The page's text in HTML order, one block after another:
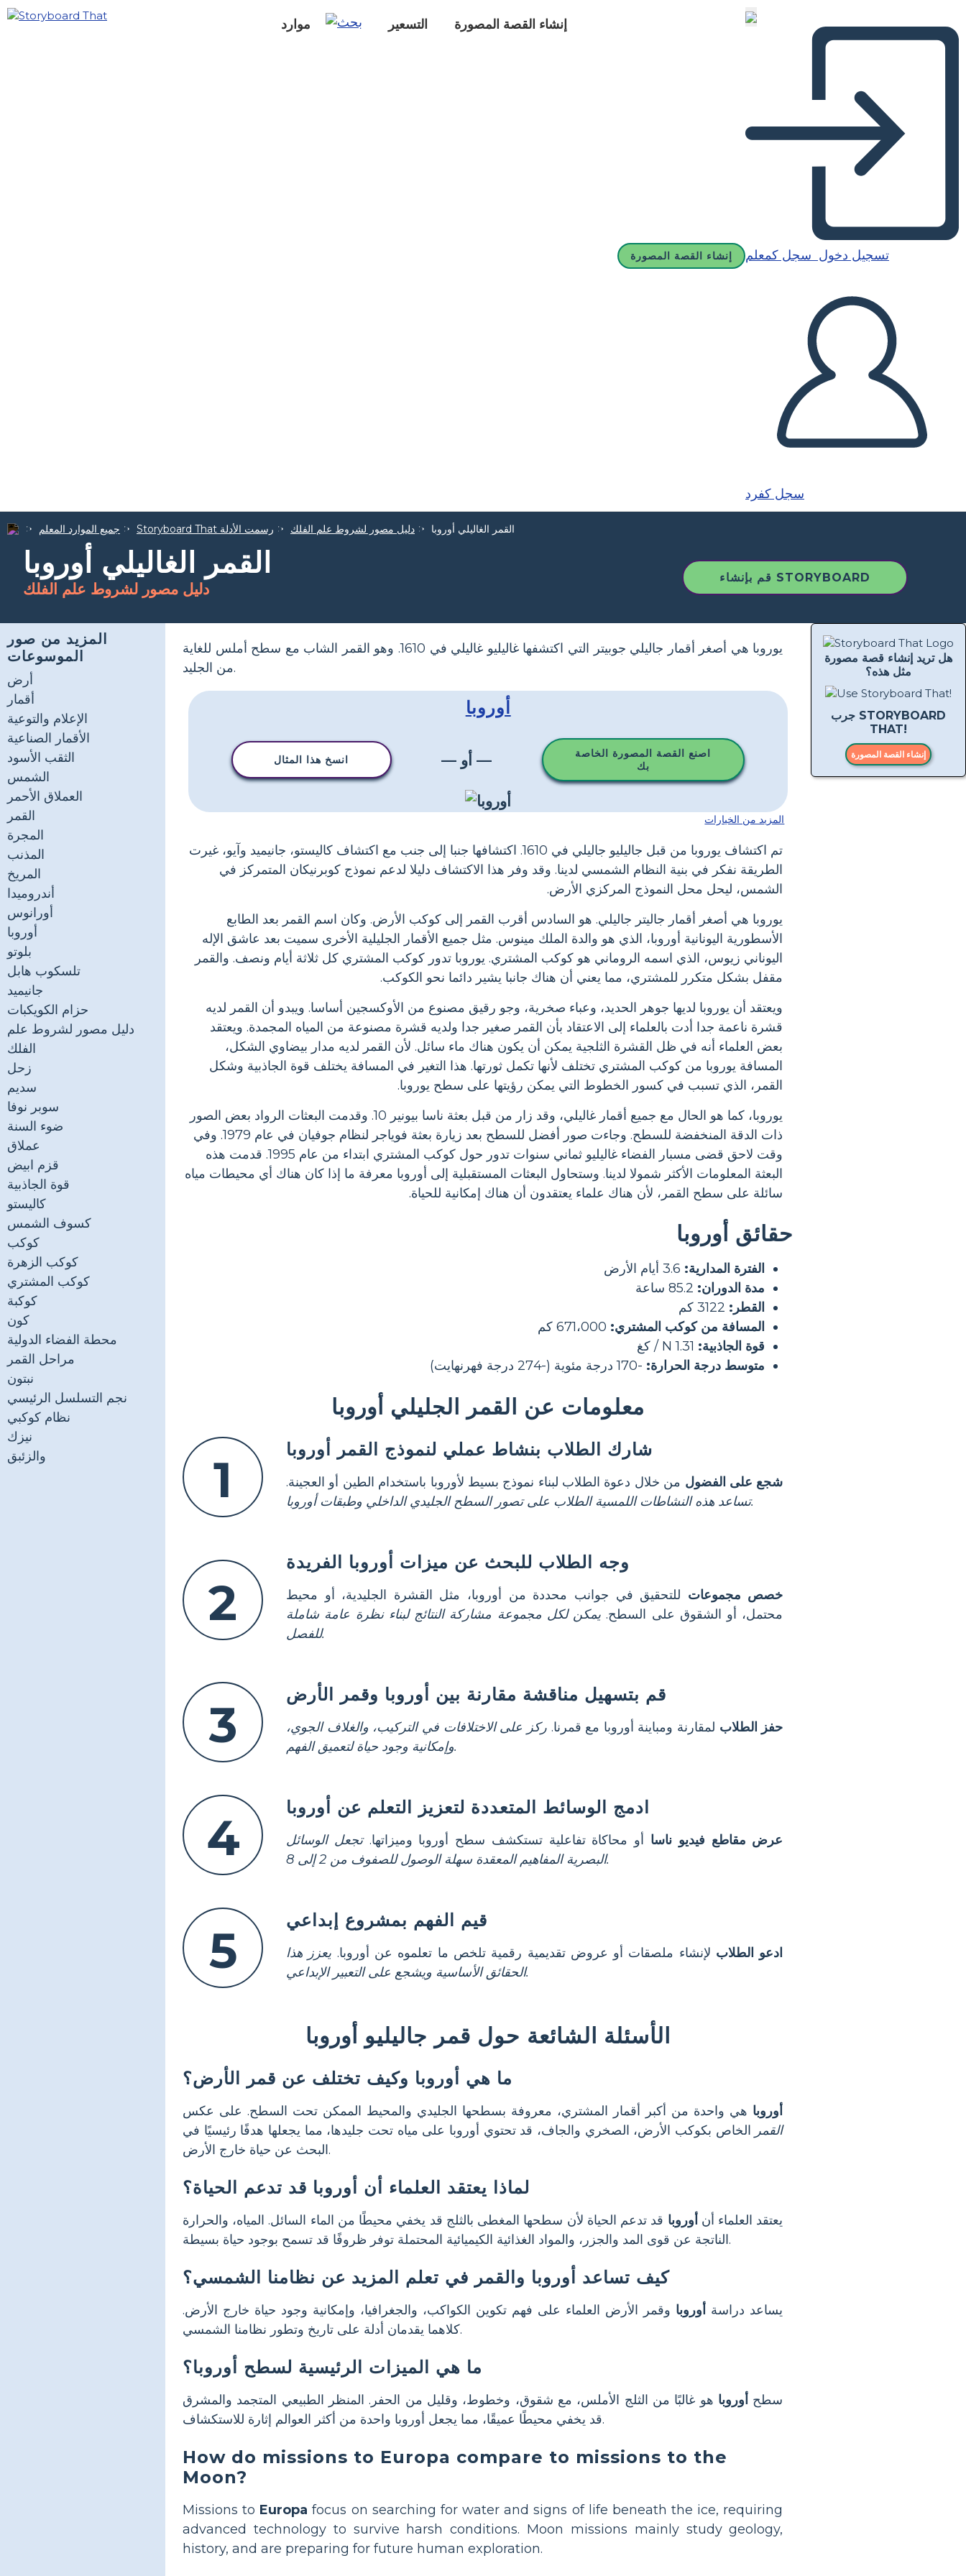
موارد التسعير إنشاء القصة المصورة
إنشاء القصة المصورة تسجيل دخول سجل كمعلم
سجل كفرد
جميع الموارد المعلم Storyboard That رسمت الأدلة دليل مصور لشروط علم الفلك القمر الغاليلي أوروبا
القمر الغاليلي أوروبا
دليل مصور لشروط علم الفلك
قم بإنشاء STORYBOARD
المزيد من صور
الموسوعات
أرض
أقمار
الإعلام والتوعية
الأقمار الصناعية
الثقب الأسود
الشمس
العملاق الأحمر
القمر
المجرة
المذنب
المريخ
أندروميدا
أورانوس
أوروبا
بلوتو
تلسكوب هابل
جانيميد
حزام الكويكبات
دليل مصور لشروط علم
الفلك
زحل
سديم
سوبر نوفا
ضوء السنة
عملاق
قزم ابيض
قوة الجاذبية
كاليستو
كسوف الشمس
كوكب
كوكب الزهرة
كوكب المشتري
كوكبة
كون
محطة الفضاء الدولية
مراحل القمر
نبتون
نجم التسلسل الرئيسي
نظام كوكبي
نيزك
والزئبق
هل تريد إنشاء قصة مصورة
مثل هذه؟
جرب STORYBOARD
THAT!
إنشاء القصة المصورة
يوروبا هي أصغر أقمار جاليلي جوبيتر التي اكتشفها غاليليو غاليلي في 1610. وهو القمر الشاب مع سطح أملس للغاية
من الجليد.
أوروبا
انسخ هذا المثال — أو —
اصنع القصة المصورة الخاصة
بك
المزيد من الخيارات
تم اكتشاف يوروبا من قبل جاليليو جاليلي في 1610. اكتشافها جنبا إلى جنب مع اكتشاف كاليستو، جانيميد وآيو، غيرت
الطريقة نفكر في بنية النظام الشمسي لدينا. وقد وفر هذا الاكتشاف دليلا لدعم نموذج كوبرنيكان المتمركز في
الشمس، ليحل محل النموذج المركزي الأرض.
يوروبا هي أصغر أقمار جاليتر جاليلي. هو السادس أقرب القمر إلى كوكب الأرض. وكان اسم القمر بعد الطابع
الأسطورية اليونانية أوروبا، الذي هو والدة الملك مينوس. مثل جميع الأقمار الجليلية الأخرى سميت بعد عاشق الإله
اليوناني زيوس، الذي اسمه الروماني هو كوكب المشتري. يوروبا تدور كوكب المشتري كل ثلاثة أيام ونصف. والقمر
مقفل بشكل متكرر للمشتري، مما يعني أن هناك جانبا يشير دائما نحو الكوكب.
ويعتقد أن يوروبا لديها جوهر الحديد، وعباء صخرية، وجو رقيق مصنوع من الأوكسجين أساسا. ويبدو أن القمر لديه
قشرة ناعمة جدا أدت بالعلماء إلى الاعتقاد بأن القمر صغير جدا ولديه قشرة مصنوعة من المياه المجمدة. ويعتقد
بعض العلماء أنه في ظل القشرة الثلجية يمكن أن يكون هناك ماء سائل. لأن القمر لديه مدار بيضاوي الشكل،
المسافة يوروبا من كوكب المشتري تختلف لأنها تكمل ثورتها. هذا التغير في المسافة يختلف قوة الجاذبية وشكل
القمر، الذي تسبب في كسور الخطوط التي يمكن رؤيتها على سطح يوروبا.
يوروبا، كما هو الحال مع جميع أقمار غاليلي، وقد زار من قبل بعثة ناسا بيونير 10. وقدمت البعثات الرواد بعض الصور
ذات الدقة المنخفضة للسطح. وجاءت صور أفضل للسطح بعد زيارة بعثة فوياجر لنظام جوفيان في عام 1979. وفي
وقت لاحق قضى مسبار الفضاء غاليليو ثماني سنوات تدور حول كوكب المشتري ابتداء من عام 1995. قدمت هذه
البعثة المعلومات الأكثر شمولا لدينا. وستحاول البعثات المستقبلية إلى أوروبا معرفة ما إذا كان هناك أي محيطات مياه
سائلة على سطح القمر، لأن هناك علماء يعتقدون أن هناك إمكانية للحياة.
حقائق أوروبا
الفترة المدارية:
مدة الدوران:
القطر:
المسافة من كوكب المشتري:
قوة الجاذبية:
متوسط ​​درجة الحرارة: -170 درجة مئوية (-274 درجة فهرنهايت)
معلومات عن القمر الجليلي أوروبا
1
شارك الطلاب بنشاط عملي لنموذج القمر أوروبا
شجع على الفضول من خلال دعوة الطلاب لبناء نموذج بسيط لأوروبا باستخدام الطين أو العجينة.
تساعد هذه النشاطات اللمسية الطلاب على تصور السطح الجليدي الداخلي وطبقات أوروبا.
2
وجه الطلاب للبحث عن ميزات أوروبا الفريدة
خصص مجموعات للتحقيق في جوانب محددة من أوروبا، مثل القشرة الجليدية، أو محيط
محتمل، أو الشقوق على السطح. يمكن لكل مجموعة مشاركة النتائج لبناء نظرة عامة شاملة
للفصل.
3
قم بتسهيل مناقشة مقارنة بين أوروبا وقمر الأرض
حفز الطلاب لمقارنة ومباينة أوروبا مع قمرنا.ركز على الاختلافات في التركيب، والغلاف الجوي،
وإمكانية وجود حياة لتعميق الفهم.
4
ادمج الوسائط المتعددة لتعزيز التعلم عن أوروبا
عرض مقاطع فيديو ناسا أو محاكاة تفاعلية تستكشف سطح أوروبا وميزاتها.تجعل الوسائل
البصرية المفاهيم المعقدة سهلة الوصول للصفوف من 2 إلى 8.
5
قيم الفهم بمشروع إبداعي
ادعو الطلاب لإنشاء ملصقات أو عروض تقديمية رقمية تلخص ما تعلموه عن أوروبا. يعزز هذا
الحقائق الأساسية ويشجع على التعبير الإبداعي.
الأسئلة الشائعة حول قمر جاليليو أوروبا
ما هي أوروبا وكيف تختلف عن قمر الأرض؟
أوروبا هي واحدة من أكبر أقمار المشتري، معروفة بسطحها الجليدي والمحيط الممكن تحت السطح. على عكس
القمر الخاص بكوكب الأرض، الصخري والجاف، قد تحتوي أوروبا على مياه تحت جليدها، مما يجعلها هدفًا رئيسيًا في
البحث عن حياة خارج الأرض.
لماذا يعتقد العلماء أن أوروبا قد تدعم الحياة؟
يعتقد العلماء أن أوروبا قد تدعم الحياة لأن سطحها المغطى بالثلج قد يخفي محيطًا من الماء السائل. المياه، والحرارة
الناتجة عن قوى المد والجزر، والمواد الغذائية الكيميائية المحتملة توفر ظروفًا قد تسمح بوجود حياة بسيطة.
كيف تساعد أوروبا والقمر في تعلم المزيد عن نظامنا الشمسي؟
يساعد دراسة أوروبا وقمر الأرض العلماء على فهم تكوين الكواكب، والجغرافيا، وإمكانية وجود حياة خارج الأرض.
كلاهما يقدمان أدلة على تاريخ وتطور نظامنا الشمسي.
ما هي الميزات الرئيسية لسطح أوروبا؟
سطح أوروبا هو غالبًا من الثلج الأملس، مع شقوق، وخطوط، وقليل من الحفر. المنظر الطبيعي المتجمد والمشرق
قد يخفي محيطًا عميقًا، مما يجعل أوروبا واحدة من أكثر العوالم إثارة للاستكشاف.
How do missions to Europa compare to missions to the
Moon?
Missions to Europa focus on searching for water and signs of life beneath the ice, requiring
advanced technology to survive harsh conditions. Moon missions mainly study geology,
history, and are preparing for future human exploration.